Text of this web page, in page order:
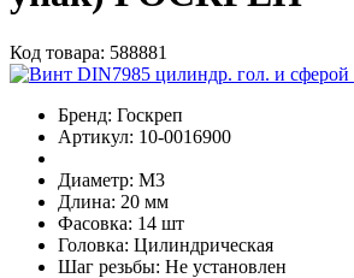
Код товара: 588881
Бренд: Госкреп
Артикул: 10-0016900
Диаметр: М3
Длина: 20 мм
Фасовка: 14 шт
Головка: Цилиндрическая
Шаг резьбы: Не установлен